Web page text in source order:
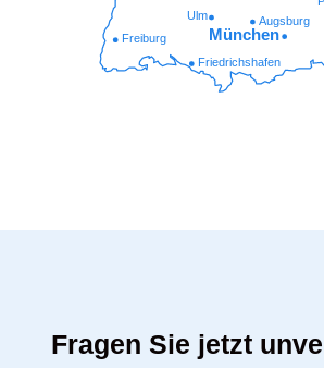
Friedrichshafen
Freiburg
Augsburg
Ulm
München
Fragen Sie jetzt